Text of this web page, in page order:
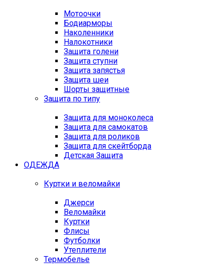
Мотоочки
Бодиарморы
Наколенники
Налокотники
Защита голени
Защита ступни
Защита запястья
Защита шеи
Шорты защитные
Защита по типу
Защита для моноколеса
Защита для самокатов
Защита для роликов
Защита для скейтборда
Детская Защита
ОДЕЖДА
Куртки и веломайки
Джерси
Веломайки
Куртки
Флисы
Футболки
Утеплители
Термобелье